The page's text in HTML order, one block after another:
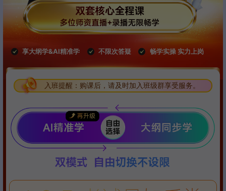
享大纲学&AI精准学 不限次答疑 畅学实操 实力上岗
入班提醒：购课后，请及时加入班级群享受服务。
入班提醒：购课后，请及时加入班级群享受服务。